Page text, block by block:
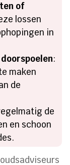
of
lossen
in
:
maken
de
de
en schoon